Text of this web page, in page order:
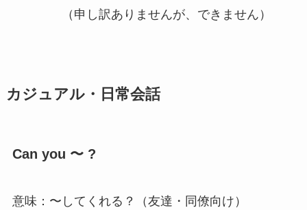
（申し訳ありませんが、できません）
カジュアル・日常会話
Can you 〜 ?
意味：〜してくれる？（友達・同僚向け）